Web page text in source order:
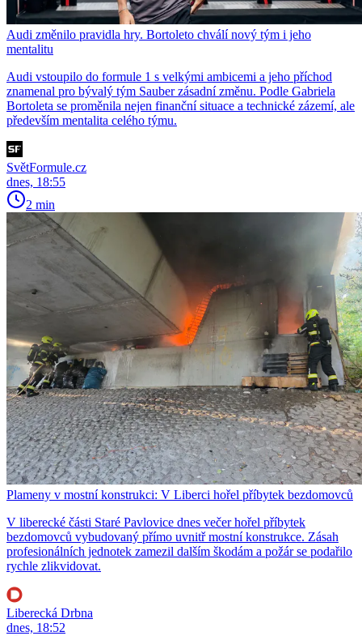
Audi změnilo pravidla hry. Bortoleto chválí nový tým i jeho
mentalitu
Audi vstoupilo do formule 1 s velkými ambicemi a jeho příchod
znamenal pro bývalý tým Sauber zásadní změnu. Podle Gabriela
Bortoleta se proměnila nejen finanční situace a technické zázemí, ale
především mentalita celého týmu.
SvětFormule.cz
dnes, 18:55
2 min
Plameny v mostní konstrukci: V Liberci hořel příbytek bezdomovců
V liberecké části Staré Pavlovice dnes večer hořel příbytek
bezdomovců vybudovaný přímo uvnitř mostní konstrukce. Zásah
profesionálních jednotek zamezil dalším škodám a požár se podařilo
rychle zlikvidovat.
Liberecká Drbna
dnes, 18:52